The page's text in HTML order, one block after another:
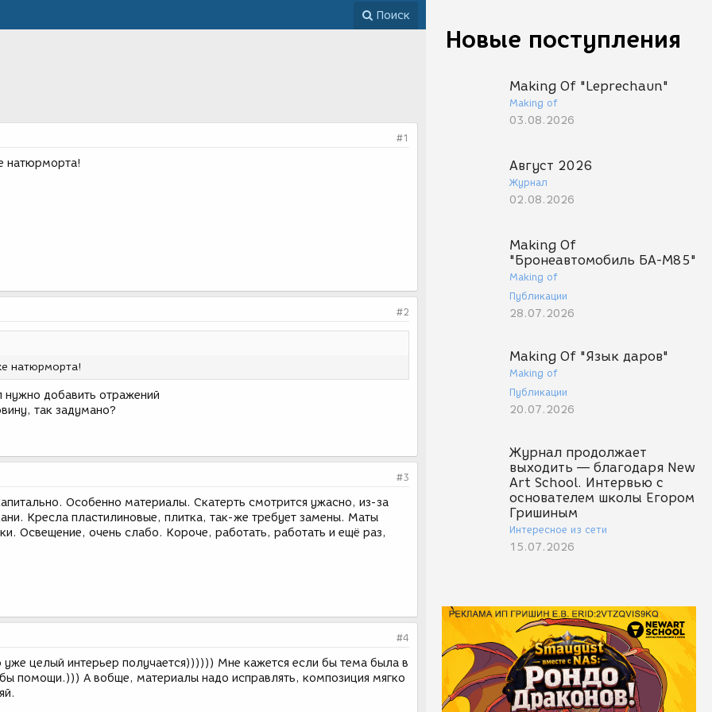
Новые поступления
Making Of "Leprechaun"
Making of
03.08.2026
Август 2026
Журнал
02.08.2026
Making Of
"Бронеавтомобиль БА-М85"
Making of
Публикации
28.07.2026
Making Of "Язык даров"
Making of
Публикации
20.07.2026
Журнал продолжает
выходить — благодаря New
Art School. Интервью с
основателем школы Егором
Гришиным
Интересное из сети
15.07.2026
Поиск
#1
натюрморта!
#2
натюрморта!
добавить отражений
так задумано?
#3
Особенно материалы. Скатерть смотрится ужасно, из-за
Кресла пластилиновые, плитка, так-же требует замены. Маты
Освещение, очень слабо. Короче, работать, работать и ещё раз,
#4
целый интерьер получается)))))) Мне кажется если бы тема была в
помощи.))) А вобще, материалы надо исправлять, композиция мягко